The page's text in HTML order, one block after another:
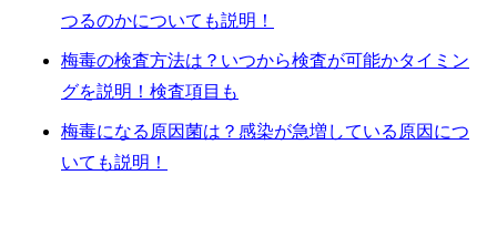
つるのかについても説明！
梅毒の検査方法は？いつから検査が可能かタイミン
グを説明！検査項目も
梅毒になる原因菌は？感染が急増している原因につ
いても説明！